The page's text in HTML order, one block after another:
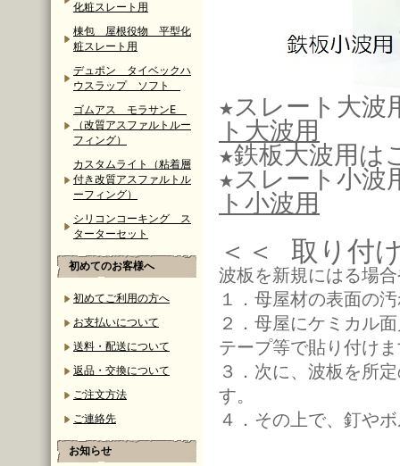
化粧スレート用
棟包 屋根役物 平型化
粧スレート用
デュポン タイベックハ
ウスラップ ソフト
ゴムアス モラサンE
（改質アスファルトルー
フィング）
カスタムライト（粘着層
付き改質アスファルトル
ーフィング）
シリコンコーキング ス
ターターセット
初めてのお客様へ
初めてご利用の方へ
お支払いについて
送料・配送について
返品・交換について
ご注文方法
ご連絡先
お知らせ
★スレート大波
ト大波用
★鉄板大波用は
★スレート小波
ト小波用
＜＜ 取り付
波板を新規にはる場
１．母屋材の表面の
２．母屋にケミカル
テープ等で貼り付け
３．次に、波板を所
す。
４．その上で、釘や